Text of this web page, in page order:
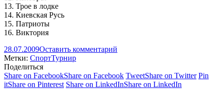
13. Трое в лодке
14. Киевская Русь
15. Патриоты
16. Виктория
28.07.2009Оставить комментарий
Метки: СпортТурнир
Поделиться
Share on FacebookShare on Facebook TweetShare on Twitter Pin
itShare on Pinterest Share on LinkedInShare on LinkedIn